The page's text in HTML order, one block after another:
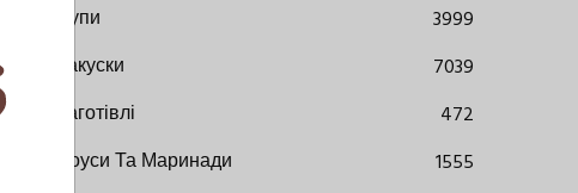
Супи
3999
Закуски
7039
Заготівлі
472
Соуси Та Маринади
1555